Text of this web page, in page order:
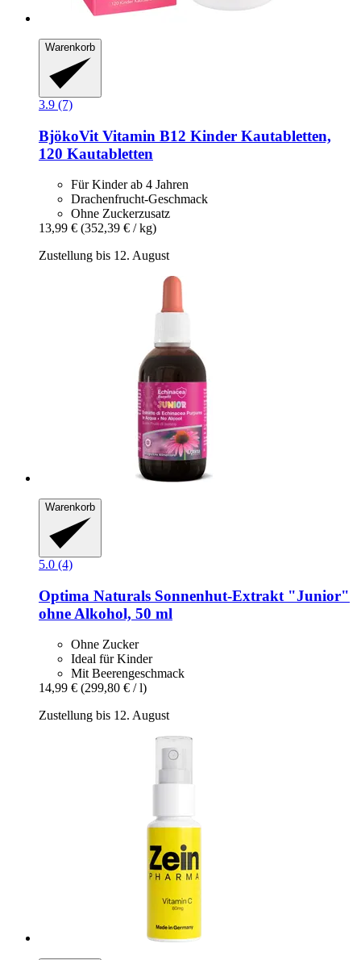
Warenkorb
3.9 (7)
BjökoVit Vitamin B12 Kinder Kautabletten,
120 Kautabletten
Für Kinder ab 4 Jahren
Drachenfrucht-Geschmack
Ohne Zuckerzusatz
13,99 € (352,39 € / kg)
Zustellung bis 12. August
Warenkorb
5.0 (4)
Optima Naturals Sonnenhut-​Extrakt "Junior"
ohne Alkohol, 50 ml
Ohne Zucker
Ideal für Kinder
Mit Beerengeschmack
14,99 € (299,80 € / l)
Zustellung bis 12. August